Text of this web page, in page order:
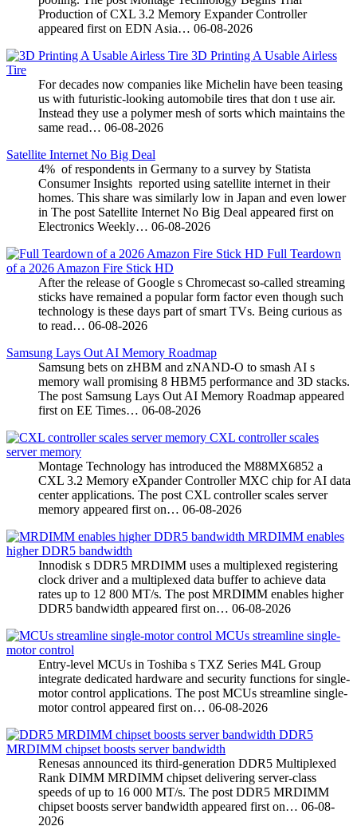
Production of CXL 3.2 Memory Expander Controller
appeared first on EDN Asia… 06-08-2026
3D Printing A Usable Airless
Tire
For decades now companies like Michelin have been teasing
us with futuristic-looking automobile tires that don t use air.
Instead they use a polymer mesh of sorts which maintains the
same read… 06-08-2026
Satellite Internet No Big Deal
4% of respondents in Germany to a survey by Statista
Consumer Insights reported using satellite internet in their
homes. This share was similarly low in Japan and even lower
in The post Satellite Internet No Big Deal appeared first on
Electronics Weekly… 06-08-2026
Full Teardown
of a 2026 Amazon Fire Stick HD
After the release of Google s Chromecast so-called streaming
sticks have remained a popular form factor even though such
technology is these days part of smart TVs. Being curious as
to read… 06-08-2026
Samsung Lays Out AI Memory Roadmap
Samsung bets on zHBM and zNAND-O to smash AI s
memory wall promising 8 HBM5 performance and 3D stacks.
The post Samsung Lays Out AI Memory Roadmap appeared
first on EE Times… 06-08-2026
CXL controller scales
server memory
Montage Technology has introduced the M88MX6852 a
CXL 3.2 Memory eXpander Controller MXC chip for AI data
center applications. The post CXL controller scales server
memory appeared first on… 06-08-2026
MRDIMM enables
higher DDR5 bandwidth
Innodisk s DDR5 MRDIMM uses a multiplexed registering
clock driver and a multiplexed data buffer to achieve data
rates up to 12 800 MT/s. The post MRDIMM enables higher
DDR5 bandwidth appeared first on… 06-08-2026
MCUs streamline single-
motor control
Entry-level MCUs in Toshiba s TXZ Series M4L Group
integrate dedicated hardware and security functions for single-
motor control applications. The post MCUs streamline single-
motor control appeared first on… 06-08-2026
DDR5
MRDIMM chipset boosts server bandwidth
Renesas announced its third-generation DDR5 Multiplexed
Rank DIMM MRDIMM chipset delivering server-class
speeds of up to 16 000 MT/s. The post DDR5 MRDIMM
chipset boosts server bandwidth appeared first on… 06-08-
2026